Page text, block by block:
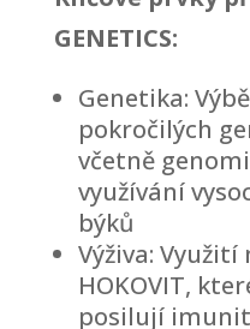
GENETICS:
Genetika:
pokročilých
včetně
využívání
býků
Výživa:
HOKOVIT,
posilují